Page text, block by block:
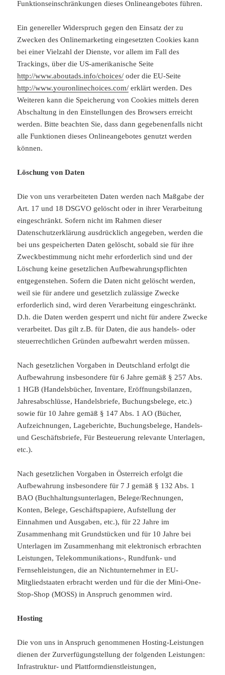
Funktionseinschränkungen dieses Onlineangebotes führen.
Ein genereller Widerspruch gegen den Einsatz der zu
Zwecken des Onlinemarketing eingesetzten Cookies kann
bei einer Vielzahl der Dienste, vor allem im Fall des
Trackings, über die US-amerikanische Seite
http://www.aboutads.info/choices/ oder die EU-Seite
http://www.youronlinechoices.com/ erklärt werden. Des
Weiteren kann die Speicherung von Cookies mittels deren
Abschaltung in den Einstellungen des Browsers erreicht
werden. Bitte beachten Sie, dass dann gegebenenfalls nicht
alle Funktionen dieses Onlineangebotes genutzt werden
können.
Löschung von Daten
Die von uns verarbeiteten Daten werden nach Maßgabe der
Art. 17 und 18 DSGVO gelöscht oder in ihrer Verarbeitung
eingeschränkt. Sofern nicht im Rahmen dieser
Datenschutzerklärung ausdrücklich angegeben, werden die
bei uns gespeicherten Daten gelöscht, sobald sie für ihre
Zweckbestimmung nicht mehr erforderlich sind und der
Löschung keine gesetzlichen Aufbewahrungspflichten
entgegenstehen. Sofern die Daten nicht gelöscht werden,
weil sie für andere und gesetzlich zulässige Zwecke
erforderlich sind, wird deren Verarbeitung eingeschränkt.
D.h. die Daten werden gesperrt und nicht für andere Zwecke
verarbeitet. Das gilt z.B. für Daten, die aus handels- oder
steuerrechtlichen Gründen aufbewahrt werden müssen.
Nach gesetzlichen Vorgaben in Deutschland erfolgt die
Aufbewahrung insbesondere für 6 Jahre gemäß § 257 Abs.
1 HGB (Handelsbücher, Inventare, Eröffnungsbilanzen,
Jahresabschlüsse, Handelsbriefe, Buchungsbelege, etc.)
sowie für 10 Jahre gemäß § 147 Abs. 1 AO (Bücher,
Aufzeichnungen, Lageberichte, Buchungsbelege, Handels-
und Geschäftsbriefe, Für Besteuerung relevante Unterlagen,
etc.).
Nach gesetzlichen Vorgaben in Österreich erfolgt die
Aufbewahrung insbesondere für 7 J gemäß § 132 Abs. 1
BAO (Buchhaltungsunterlagen, Belege/Rechnungen,
Konten, Belege, Geschäftspapiere, Aufstellung der
Einnahmen und Ausgaben, etc.), für 22 Jahre im
Zusammenhang mit Grundstücken und für 10 Jahre bei
Unterlagen im Zusammenhang mit elektronisch erbrachten
Leistungen, Telekommunikations-, Rundfunk- und
Fernsehleistungen, die an Nichtunternehmer in EU-
Mitgliedstaaten erbracht werden und für die der Mini-One-
Stop-Shop (MOSS) in Anspruch genommen wird.
Hosting
Die von uns in Anspruch genommenen Hosting-Leistungen
dienen der Zurverfügungstellung der folgenden Leistungen:
Infrastruktur- und Plattformdienstleistungen,